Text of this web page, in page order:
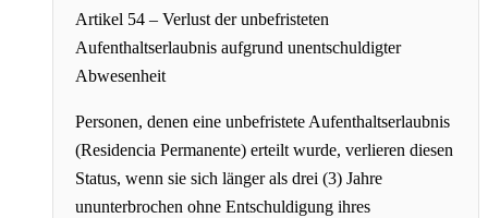
Artikel 54 – Verlust der unbefristeten
Aufenthaltserlaubnis aufgrund unentschuldigter
Abwesenheit
Personen, denen eine unbefristete Aufenthaltserlaubnis
(Residencia Permanente) erteilt wurde, verlieren diesen
Status, wenn sie sich länger als drei (3) Jahre
ununterbrochen ohne Entschuldigung ihres